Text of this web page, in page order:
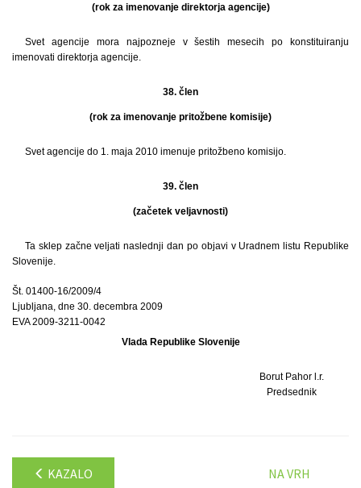
(rok za imenovanje direktorja agencije)
Svet agencije mora najpozneje v šestih mesecih po konstituiranju
imenovati direktorja agencije.
38. člen
(rok za imenovanje pritožbene komisije)
Svet agencije do 1. maja 2010 imenuje pritožbeno komisijo.
39. člen
(začetek veljavnosti)
Ta sklep začne veljati naslednji dan po objavi v Uradnem listu Republike
Slovenije.
Št. 01400-16/2009/4
Ljubljana, dne 30. decembra 2009
EVA 2009-3211-0042
Vlada Republike Slovenije
Borut Pahor l.r.
Predsednik
KAZALO NA VRH